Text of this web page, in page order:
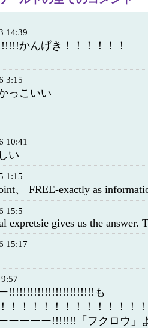
14:39
かんげき！！！！！！
3:15
高にかっこいい ロ
10:41
い
1:15
、 FREE-exactly as
15:5
expretsie gives us the answer.
15:17
ー!!!!!!!!!!!!!!!!!!!!!!!!も
！！！！！！！！！！！！
ーーーー!!!!!!!「フクロウ」